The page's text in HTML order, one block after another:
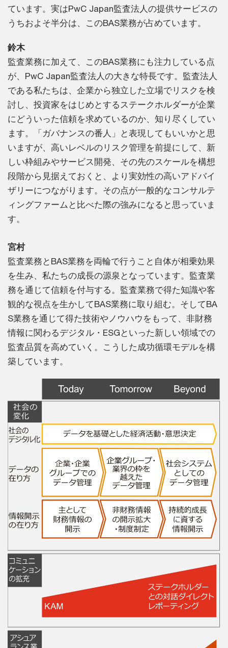
ています。実はPwC Japan監査法人の提供サービスの
うちおよそ半分は、このBAS業務が占めています。
鈴木
監査業務に加えて、このBAS業務にも注力している点
が、PwC Japan監査法人の大きな特長です。監査法人
である私たちは、企業から独立した立場でリスクを検
討し、投資家をはじめとするステークホルダーが企業
にどういった信頼を求めているのか、知り尽くしてい
ます。「ガバナンスの番人」と表現してもいいかと思
いますが、高いレベルのリスク管理を前提にして、新
しい枠組みやサービス開発、その先のスケールを構想
段階から見据えておくと、より実効性の高いアドバイ
ザリーにつながります。その点が一般的なコンサルテ
ィングファームと比べた際の強みになると思っていま
す。
宮村
監査業務とBAS業務を両輪で行うこと自体が相乗効果
を生み、私たちの成長の源泉となっています。監査業
務を通じて信頼を付与する。監査業務で得た知識や客
観的な視点を生かしてBAS業務に取り組む。そしてBA
S業務を通じて得た技術やノウハウをもって、非財務
情報に関わるデジタル・ESGといった新しい領域での
監査品質を高めていく。こうした成功循環モデルを構
築しています。